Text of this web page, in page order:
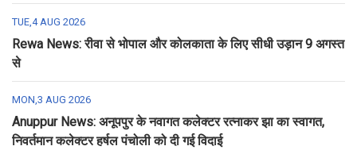
TUE,4 AUG 2026
Rewa News: रीवा से भोपाल और कोलकाता के लिए सीधी उड़ान 9 अगस्त
से
MON,3 AUG 2026
Anuppur News: अनूपपुर के नवागत कलेक्टर रत्नाकर झा का स्वागत,
निवर्तमान कलेक्टर हर्षल पंचोली को दी गई विदाई